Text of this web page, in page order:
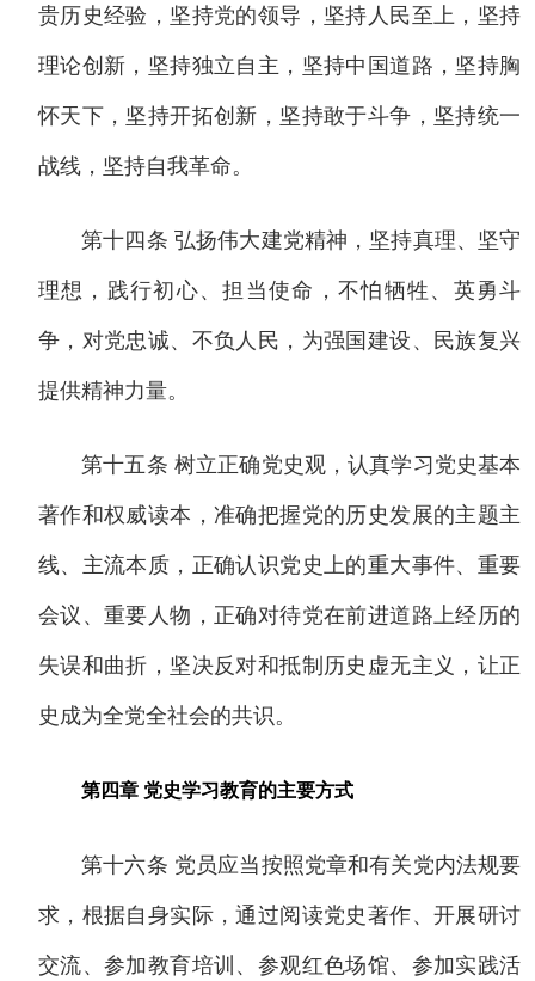
贵历史经验，坚持党的领导，坚持人民至上，坚持
理论创新，坚持独立自主，坚持中国道路，坚持胸
怀天下，坚持开拓创新，坚持敢于斗争，坚持统一
战线，坚持自我革命。
第十四条 弘扬伟大建党精神，坚持真理、坚守
理想，践行初心、担当使命，不怕牺牲、英勇斗
争，对党忠诚、不负人民，为强国建设、民族复兴
提供精神力量。
第十五条 树立正确党史观，认真学习党史基本
著作和权威读本，准确把握党的历史发展的主题主
线、主流本质，正确认识党史上的重大事件、重要
会议、重要人物，正确对待党在前进道路上经历的
失误和曲折，坚决反对和抵制历史虚无主义，让正
史成为全党全社会的共识。
第四章 党史学习教育的主要方式
第十六条 党员应当按照党章和有关党内法规要
求，根据自身实际，通过阅读党史著作、开展研讨
交流、参加教育培训、参观红色场馆、参加实践活